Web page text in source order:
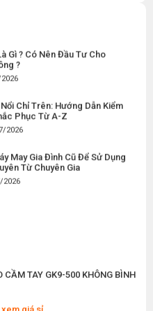
Gì ? Có Nên Đầu Tư Cho
?
Nổi Chỉ Trên: Hướng Dẫn Kiểm
Phục Từ A-Z
Từ Chuyên Gia
Động
2026
Nghiệp: Giải Pháp Tự Động
giá sỉ
CẮT VẢI CẦM TAY YJ-65
giá sỉ
CẦM TAY CHẠY PIN GK9-520
giá sỉ